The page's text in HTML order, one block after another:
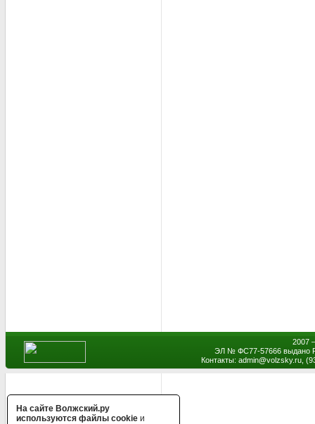
2007
ЭЛ № ФС77-57666 выдано
Контакты: admin@volzsky.ru,
На сайте Волжский.ру
используются файлы cookie и